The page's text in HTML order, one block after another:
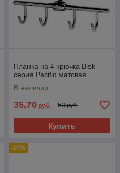
Планка на 4 крючка Bisk
серия Pacific матовая
В наличии
35,70 руб. 53 руб.
Купить
-30%